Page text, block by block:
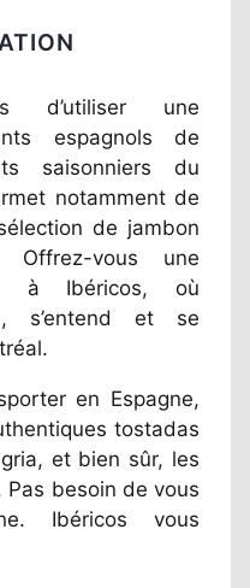
d’utiliser une
espagnols de
saisonniers du
notamment de
de jambon
vous une
à Ibéricos, où
s’entend et se
en Espagne,
tostadas
et bien sûr, les
besoin de vous
Ibéricos vous